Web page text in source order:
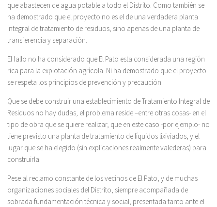
que abastecen de agua potable a todo el Distrito. Como también se
ha demostrado que el proyecto no es el de una verdadera planta
integral de tratamiento de residuos, sino apenas de una planta de
transferencia y separación.
El fallo no ha considerado que El Pato esta considerada una región
rica para la explotación agrícola. Ni ha demostrado que el proyecto
se respeta los principios de prevención y precaución
Que se debe construir una establecimiento de Tratamiento Integral de
Residuos no hay dudas, el problema reside –entre otras cosas- en el
tipo de obra que se quiere realizar, que en este caso -por ejemplo- no
tiene previsto una planta de tratamiento de líquidos lixiviados, y el
lugar que se ha elegido (sin explicaciones realmente valederas) para
construirla.
Pese al reclamo constante de los vecinos de El Pato, y de muchas
organizaciones sociales del Distrito, siempre acompañada de
sobrada fundamentación técnica y social, presentada tanto ante el